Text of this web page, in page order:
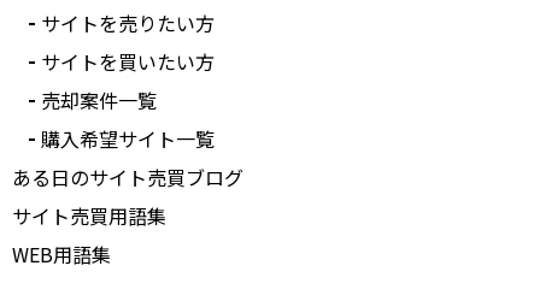
業界・業種
サイトを売りたい方
サイトを買いたい方
売却案件一覧
購入希望サイト一覧
ある日のサイト売買ブログ
サイト売買用語集
WEB用語集